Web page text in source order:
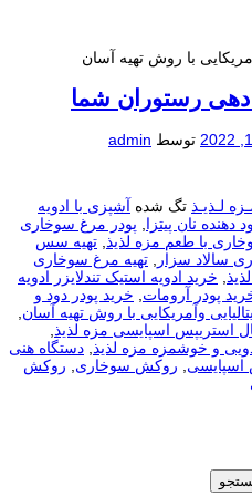
با روش تهیه آسان
توسط admin
لـذیـذ تگ شده آشپزی با ادویه
دهنده نان پیتزا, پودر مرغ سوخاری
با طعم مزه لذیذ, تهیه سس
سالاد سزار , تهیه مرغ سوخاری
, خرید ادویه استیک تندلایزر ادویه
پودر آرومات, خرید پودر دود و
وآمریکایی با روش تهیه آسان,
استریپس اسپایسی مزه لذیذ,
و خوشمزه مزه لذیذ, دستگاه هنی
, روکش سوخاری, روکش